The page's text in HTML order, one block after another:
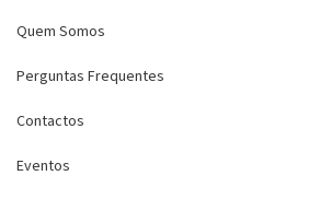
Quem Somos
Perguntas Frequentes
Contactos
Eventos